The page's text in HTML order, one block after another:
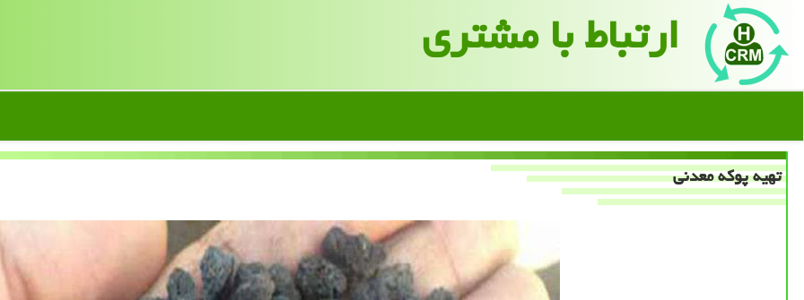
ارتباط با مشتری
تهیه پوكه معدنی